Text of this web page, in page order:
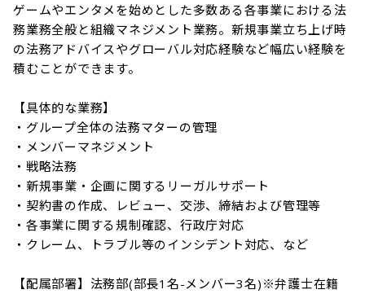
ゲームやエンタメを始めとした多数ある各事業における法
務業務全般と組織マネジメント業務。新規事業立ち上げ時
の法務アドバイスやグローバル対応経験など幅広い経験を
積むことができます。
【具体的な業務】
・グループ全体の法務マターの管理
・メンバーマネジメント
・戦略法務
・新規事業・企画に関するリーガルサポート
・契約書の作成、レビュー、交渉、締結および管理等
・各事業に関する規制確認、行政庁対応
・クレーム、トラブル等のインシデント対応、など
【配属部署】法務部(部長1名-メンバー3名)※弁護士在籍